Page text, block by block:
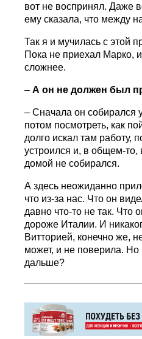
вот не воспринял. Даже
ему сказала, что между
Так я и мучилась с этой
Пока не приехал Марко,
сложнее.
–А он не должен был
– Сначала он собирался
потом посмотреть, как
долго искал там работу,
устроился и, в общем-
домой не собирался.
А здесь неожиданно
что из-за нас. Что он
давно что-то не так. Что
дороже Италии. И
Витторией, конечно же,
может, и не поверила. Но
дальше?